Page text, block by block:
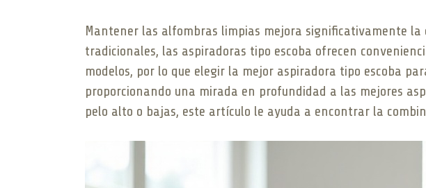
Mantener las alfombras limpias mejora significativamente
tradicionales, las aspiradoras tipo escoba ofrecen
modelos, por lo que elegir la mejor aspiradora tipo escoba
proporcionando una mirada en profundidad a las mejores
pelo alto o bajas, este artículo le ayuda a encontrar la